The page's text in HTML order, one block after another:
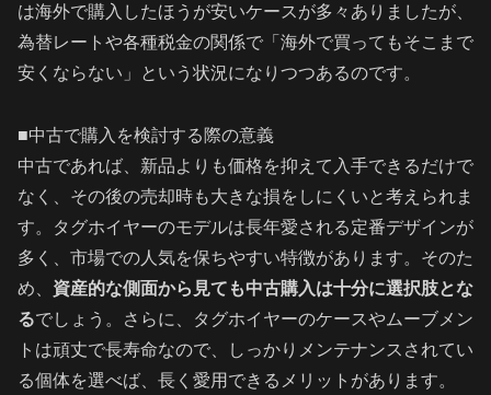
は海外で購入したほうが安いケースが多々ありましたが、
為替レートや各種税金の関係で「海外で買ってもそこまで
安くならない」という状況になりつつあるのです。
■中古で購入を検討する際の意義
中古であれば、新品よりも価格を抑えて入手できるだけで
なく、その後の売却時も大きな損をしにくいと考えられま
す。タグホイヤーのモデルは長年愛される定番デザインが
多く、市場での人気を保ちやすい特徴があります。そのた
め、 資産的な側面から見ても中古購入は十分に選択肢とな
るでしょう。さらに、タグホイヤーのケースやムーブメン
トは頑丈で長寿命なので、しっかりメンテナンスされてい
る個体を選べば、長く愛用できるメリットがあります。